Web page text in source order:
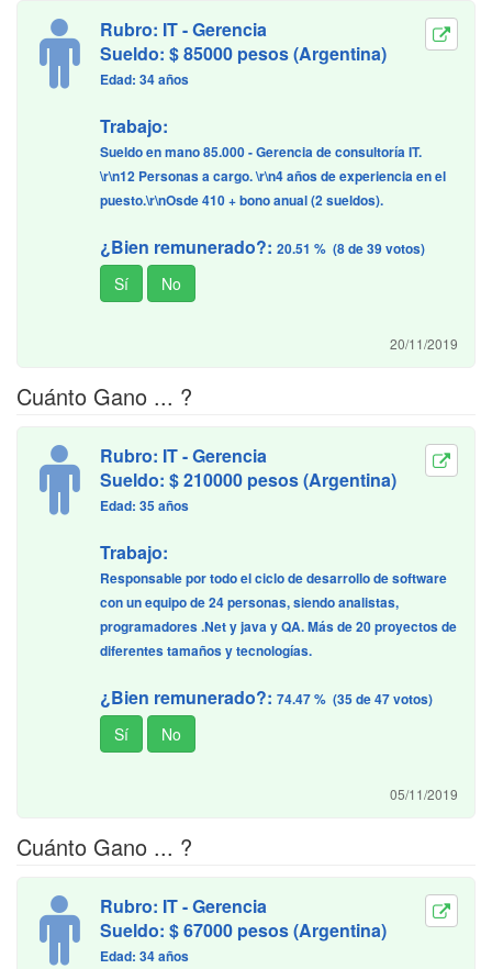
Rubro: IT - Gerencia
Sueldo: $ 85000 pesos (Argentina)
Edad: 34 años
Trabajo:
Sueldo en mano 85.000 - Gerencia de consultoría IT.
\r\n12 Personas a cargo. \r\n4 años de experiencia en el
puesto.\r\nOsde 410 + bono anual (2 sueldos).
¿Bien remunerado?: 20.51 % (8 de 39 votos)
20/11/2019
Cuánto Gano ... ?
Rubro: IT - Gerencia
Sueldo: $ 210000 pesos (Argentina)
Edad: 35 años
Trabajo:
Responsable por todo el ciclo de desarrollo de software
con un equipo de 24 personas, siendo analistas,
programadores .Net y java y QA. Más de 20 proyectos de
diferentes tamaños y tecnologías.
¿Bien remunerado?: 74.47 % (35 de 47 votos)
05/11/2019
Cuánto Gano ... ?
Rubro: IT - Gerencia
Sueldo: $ 67000 pesos (Argentina)
Edad: 34 años